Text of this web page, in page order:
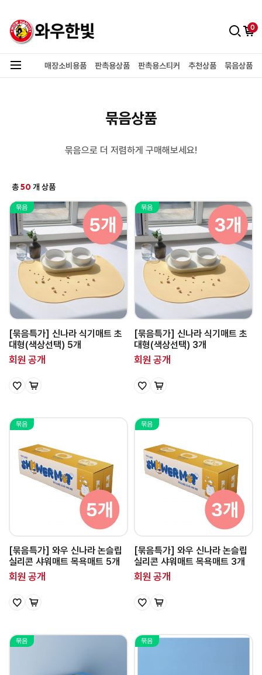
0
매장소비용품 판촉용상품 판촉용스티커 추천상품 묶음상품
묶음상품
묶음으로 더 저렴하게 구매해보세요!
총50개 상품
묶음
[묶음특가] 신나라 식기매트 초
대형(색상선택) 5개
회원 공개
묶음
[묶음특가] 신나라 식기매트 초
대형(색상선택) 3개
회원 공개
묶음
[묶음특가] 와우 신나라 논슬립
실리콘 샤워매트 목욕매트 5개
회원 공개
묶음
[묶음특가] 와우 신나라 논슬립
실리콘 샤워매트 목욕매트 3개
회원 공개
묶음 묶음